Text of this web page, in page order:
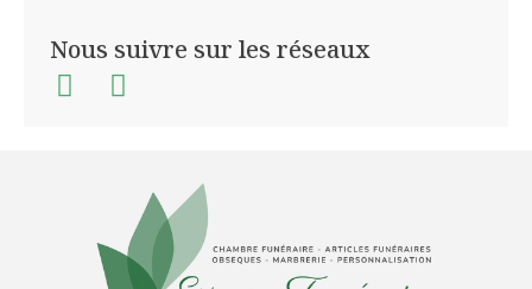
Nous suivre sur les réseaux